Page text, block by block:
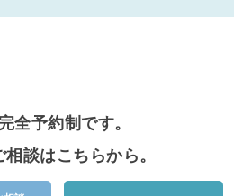
全予約制です。
談はこちらから。